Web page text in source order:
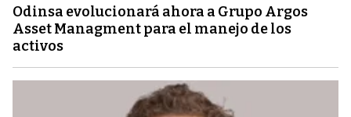
Odinsa evolucionará ahora a Grupo Argos
Asset Managment para el manejo de los
activos